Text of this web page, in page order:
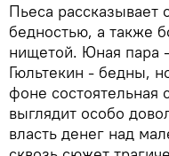
Пьеса рассказывает
бедностью, а также
нищетой. Юная пара
Гюльтекин - бедны,
фоне состоятельная
выглядит особо
власть денег над